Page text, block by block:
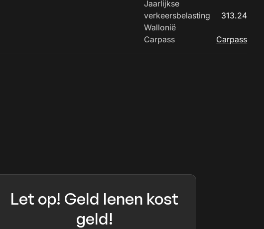
Jaarlijkse
verkeersbelasting
Wallonië
313.24
Carpass Carpass
Let op! Geld lenen kost
geld!